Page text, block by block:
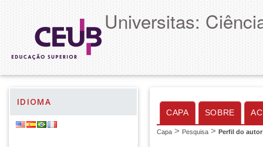
Universitas:
IDIOMA
CAPA SOBRE
Capa > Pesquisa > Perfil do autor